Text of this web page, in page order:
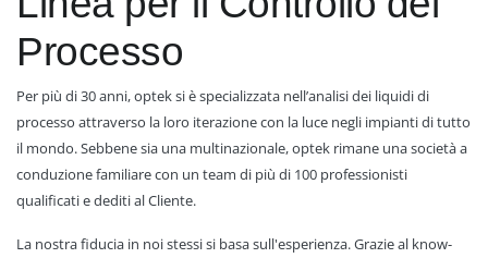
Processo
Per più di 30 anni, optek si è specializzata nell’analisi dei liquidi di
processo attraverso la loro iterazione con la luce negli impianti di tutto
il mondo. Sebbene sia una multinazionale, optek rimane una società a
conduzione familiare con un team di più di 100 professionisti
qualificati e dediti al Cliente.
La nostra fiducia in noi stessi si basa sull'esperienza. Grazie al know-